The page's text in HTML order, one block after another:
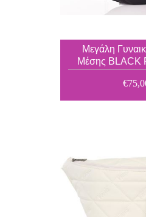
Μεγάλη
Μέσης BLACK